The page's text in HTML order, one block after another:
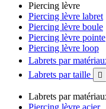
Piercing lèvre
Piercing lèvre labret
Piercing lèvre boule
Piercing lèvre pointe
Piercing lèvre loop
Labrets par
Labrets par taille 
Labrets par
Piercing lèvre acier